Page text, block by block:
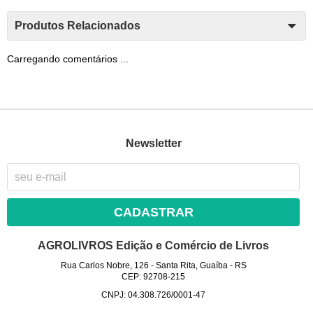
Produtos Relacionados
Carregando comentários ...
Newsletter
CADASTRAR
AGROLIVROS Edição e Comércio de Livros
Rua Carlos Nobre, 126 - Santa Rita, Guaíba- RS
CEP: 92708-215
CNPJ: 04.308.726/0001-47